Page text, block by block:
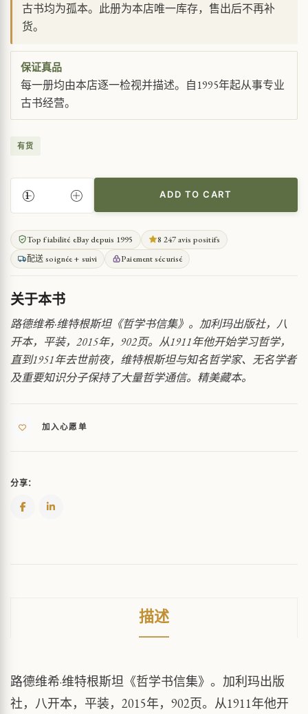
古书均为孤本。此册为本店唯一库存，售出后不再补
货。
保证真品
每一册均由本店逐一检视并描述。自1995年起从事专业
古书经营。
有货
特
根
斯
坦
哲
学
书
信
集
QUANTITY
ADD TO CART
Top fiabilité eBay depuis 1995
8 247 avis positifs
配送 soignée + suivi
Paiement sécurisé
关于本书
路德维希·维特根斯坦《哲学书信集》。加利玛出版社，八
开本，平装，2015年，902页。从1911年他开始学习哲学，
直到1951年去世前夜，维特根斯坦与知名哲学家、无名学者
及重要知识分子保持了大量哲学通信。精美藏本。
加入心愿单
分享：
描述
路德维希·维特根斯坦《哲学书信集》。加利玛出版
社，八开本，平装，2015年，902页。从1911年他开